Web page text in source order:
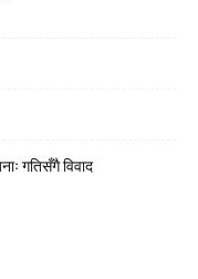
गतिसँगै विवाद